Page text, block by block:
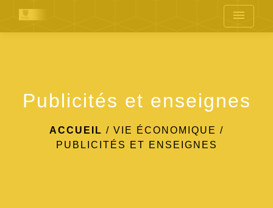
menu
Publicités et enseignes
ACCUEIL / VIE ÉCONOMIQUE /
PUBLICITÉS ET ENSEIGNES